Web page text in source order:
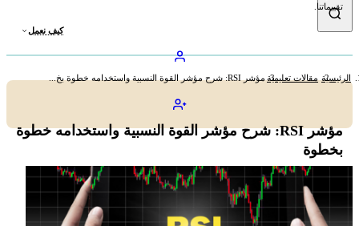
تقييماتنا.
كيف نعمل
الرئيسية مقالات تعليمية مؤشر RSI: شرح مؤشر القوة النسبية واستخدامه خطوة بخ...
مؤشر RSI: شرح مؤشر القوة النسبية واستخدامه خطوة
بخطوة